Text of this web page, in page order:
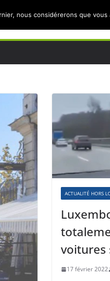
ACTUALITÉ HORS
voitures
17 février 2022
nous considérerons que